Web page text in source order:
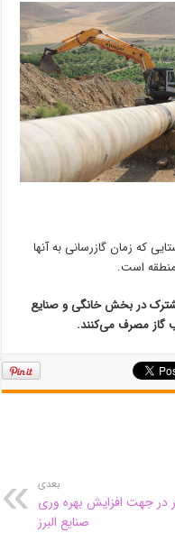
گاز استان البرز گفت: ۵۴روستایی که زمان گازرسانی به آنها
است.
البرز ۹۳۰هزار مشترک در بخش خانگی و صنایع
بعدی
در جهت افزایش بهره وری
صنایع البرز